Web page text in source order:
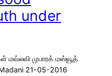
under
மவ்லவி முபாரக் மஸ்வூத்
21-05-2016